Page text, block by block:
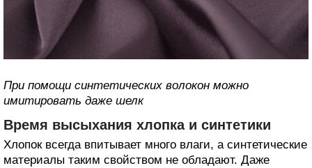
При помощи синтетических волокон можно
имитировать даже шелк
Время высыхания хлопка и синтетики
Хлопок всегда впитывает много влаги, а синтетические
материалы таким свойством не обладают. Даже